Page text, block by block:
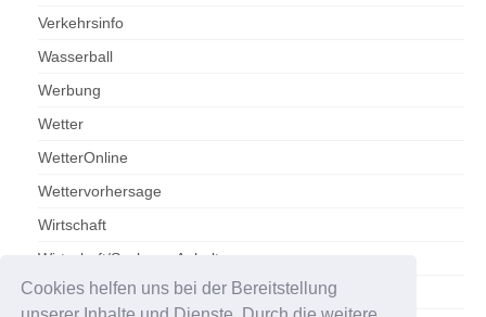
Cookies helfen uns bei der Bereitstellung
Verkehrsinfo
Wasserball
Werbung
Wetter
WetterOnline
Wettervorhersage
Wirtschaft
Wirtschaft/Sachsen-Anhalt
Zoo Magdeburg